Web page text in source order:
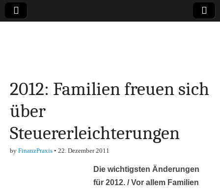
Finanzen,
Marketing-, Vertrieb-
& Investment-Tipps
2012: Familien freuen sich
über
Steuererleichterungen
by FinanzPraxis • 22. Dezember 2011
Die wichtigsten Änderungen
für 2012. / Vor allem Familien